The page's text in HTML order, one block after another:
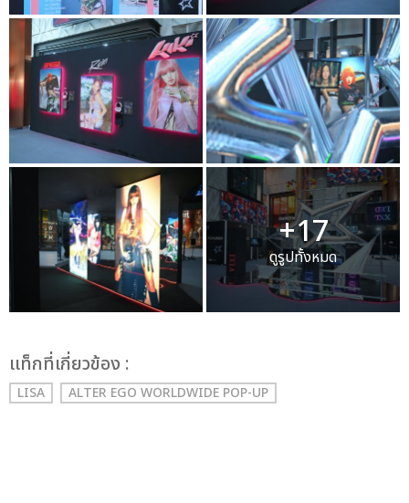
+17
ดูรูปทั้งหมด
เเท็กที่เกี่ยวข้อง :
LISA ALTER EGO WORLDWIDE POP-UP